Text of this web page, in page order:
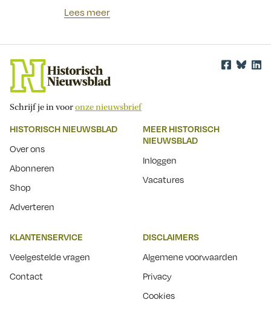
Lees meer
Schrijf je in vooronze nieuwsbrief
HISTORISCH NIEUWSBLAD
Over ons
Abonneren
Shop
Adverteren
MEER HISTORISCH
NIEUWSBLAD
Inloggen
Vacatures
KLANTENSERVICE
Veelgestelde vragen
Contact
DISCLAIMERS
Algemene voorwaarden
Privacy
Cookies